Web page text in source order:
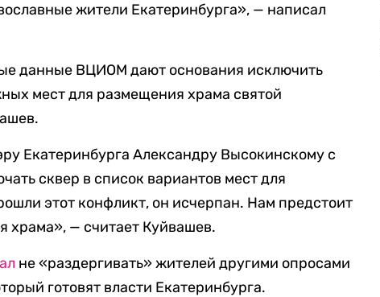
жители Екатеринбурга», — написал
данные ВЦИОМ дают основания исключить
мест для размещения храма святой
Екатеринбурга Александру Высокинскому с
сквер в список вариантов мест для
этот конфликт, он исчерпан. Нам предстоит
храма», — считает Куйвашев.
не «раздергивать» жителей другими опросами
готовят власти Екатеринбурга.